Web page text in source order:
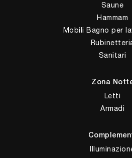
Saune
Hammam
Mobili Bagno per
Sanitari
Zona
Letti
Armadi